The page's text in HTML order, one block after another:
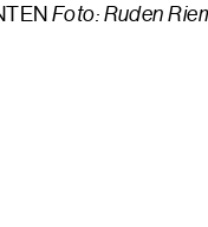
Foto: Ruden